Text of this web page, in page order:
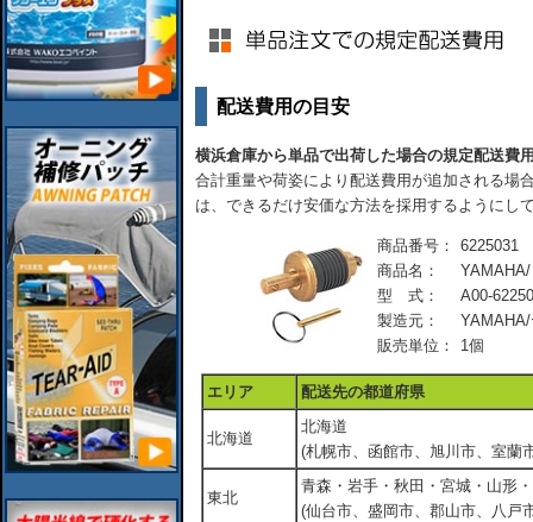
配送費用の目安
横浜倉庫から単品で出荷した場合の規定配送費
合計重量や荷姿により配送費用が追加される場
は、できるだけ安価な方法を採用するようにし
商品番号：
6225031
商品名：
型 式：
A00-
製造元：
販売単位：
1個
エリア 配送先の都道府県
北海道
北海道
(札幌市、函館市、旭川市、室蘭
東北
青森・岩手・秋田・宮城・山形
(仙台市、盛岡市、郡山市、八戸